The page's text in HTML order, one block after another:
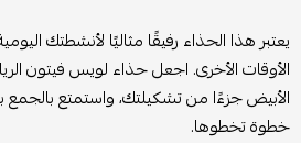
يعتبر هذا الحذاء رفيقًا مثاليًا لأنشطتك
الأوقات الأخرى. اجعل حذاء لويس فيتون
الأبيض جزءًا من تشكيلتك، واستمتع بالجمع
خطوة تخطوها.